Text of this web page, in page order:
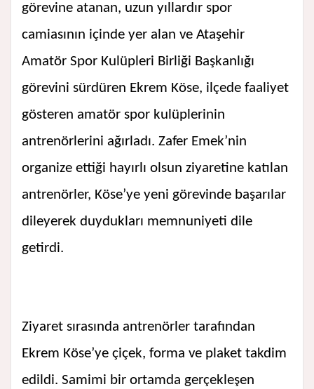
görevine atanan, uzun yıllardır spor
camiasının içinde yer alan ve Ataşehir
Amatör Spor Kulüpleri Birliği Başkanlığı
görevini sürdüren Ekrem Köse, ilçede faaliyet
gösteren amatör spor kulüplerinin
antrenörlerini ağırladı. Zafer Emek’nin
organize ettiği hayırlı olsun ziyaretine katılan
antrenörler, Köse’ye yeni görevinde başarılar
dileyerek duydukları memnuniyeti dile
getirdi.
Ziyaret sırasında antrenörler tarafından
Ekrem Köse’ye çiçek, forma ve plaket takdim
edildi. Samimi bir ortamda gerçekleşen